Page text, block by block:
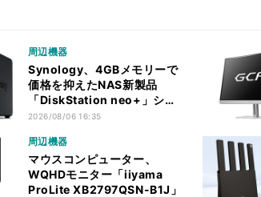
周辺機器
Synology、4GBメモリーで
価格を抑えたNAS新製品
「DiskStation neo+」シリ
ーズ
2026/08/06 16:35
周辺機器
マウスコンピューター、
WQHDモニター「iiyama
ProLite XB2797QSN-B1J」